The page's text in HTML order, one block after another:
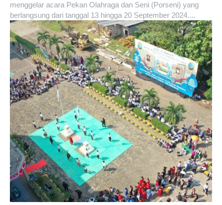
menggelar acara Pekan Olahraga dan Seni (Porseni) yang
berlangsung dari tanggal 13 hingga 20 September 2024....